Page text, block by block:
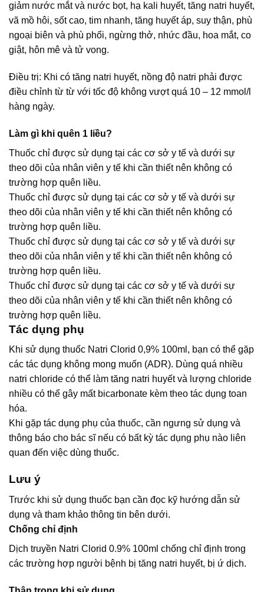
giảm nước mắt và nước bọt, hạ kali huyết, tăng natri huyết,
vã mồ hôi, sốt cao, tim nhanh, tăng huyết áp, suy thận, phù
ngoại biên và phù phổi, ngừng thở, nhức đầu, hoa mắt, co
giật, hôn mê và tử vong.
Điều trị: Khi có tăng natri huyết, nồng độ natri phải được
điều chỉnh từ từ với tốc độ không vượt quá 10 – 12 mmol/l
hàng ngày.
Làm gì khi quên 1 liều?
Thuốc chỉ được sử dụng tại các cơ sở y tế và dưới sự
theo dõi của nhân viên y tế khi cần thiết nên không có
trường hợp quên liều.
Thuốc chỉ được sử dụng tại các cơ sở y tế và dưới sự
theo dõi của nhân viên y tế khi cần thiết nên không có
trường hợp quên liều.
Thuốc chỉ được sử dụng tại các cơ sở y tế và dưới sự
theo dõi của nhân viên y tế khi cần thiết nên không có
trường hợp quên liều.
Thuốc chỉ được sử dụng tại các cơ sở y tế và dưới sự
theo dõi của nhân viên y tế khi cần thiết nên không có
trường hợp quên liều.
Tác dụng phụ
Khi sử dụng thuốc Natri Clorid 0,9% 100ml, bạn có thể gặp
các tác dụng không mong muốn (ADR). Dùng quá nhiều
natri chloride có thể làm tăng natri huyết và lượng chloride
nhiều có thể gây mất bicarbonate kèm theo tác dụng toan
hóa.
Khi gặp tác dụng phụ của thuốc, cần ngưng sử dụng và
thông báo cho bác sĩ nếu có bất kỳ tác dụng phụ nào liên
quan đến việc dùng thuốc.
Lưu ý
Trước khi sử dụng thuốc bạn cần đọc kỹ hướng dẫn sử
dụng và tham khảo thông tin bên dưới.
Chống chỉ định
Dịch truyền Natri Clorid 0.9% 100ml chống chỉ định trong
các trường hợp người bệnh bị tăng natri huyết, bị ứ dịch.